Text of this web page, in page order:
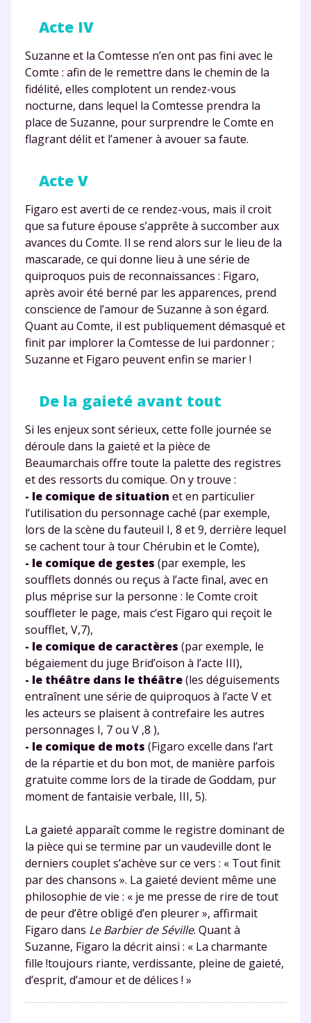
Acte IV
Suzanne et la Comtesse n’en ont pas fini avec le
Comte : afin de le remettre dans le chemin de la
fidélité, elles complotent un rendez-vous
nocturne, dans lequel la Comtesse prendra la
place de Suzanne, pour surprendre le Comte en
flagrant délit et l’amener à avouer sa faute.
Acte V
Figaro est averti de ce rendez-vous, mais il croit
que sa future épouse s’apprête à succomber aux
avances du Comte. Il se rend alors sur le lieu de la
mascarade, ce qui donne lieu à une série de
quiproquos puis de reconnaissances : Figaro,
après avoir été berné par les apparences, prend
conscience de l’amour de Suzanne à son égard.
Quant au Comte, il est publiquement démasqué et
finit par implorer la Comtesse de lui pardonner ;
Suzanne et Figaro peuvent enfin se marier !
De la gaieté avant tout
Si les enjeux sont sérieux, cette folle journée se
déroule dans la gaieté et la pièce de
Beaumarchais offre toute la palette des registres
et des ressorts du comique. On y trouve :
- le comique de situation et en particulier
l’utilisation du personnage caché (par exemple,
lors de la scène du fauteuil I, 8 et 9, derrière lequel
se cachent tour à tour Chérubin et le Comte),
- le comique de gestes (par exemple, les
soufflets donnés ou reçus à l’acte final, avec en
plus méprise sur la personne : le Comte croit
souffleter le page, mais c‘est Figaro qui reçoit le
soufflet, V,7),
- le comique de caractères (par exemple, le
bégaiement du juge Brid’oison à l’acte III),
- le théâtre dans le théâtre(les déguisements
entraînent une série de quiproquos à l’acte V et
les acteurs se plaisent à contrefaire les autres
personnages I, 7 ou V ,8 ),
- le comique de mots (Figaro excelle dans l’art
de la répartie et du bon mot, de manière parfois
gratuite comme lors de la tirade de Goddam, pur
moment de fantaisie verbale, III, 5).
La gaieté apparaît comme le registre dominant de
la pièce qui se termine par un vaudeville dont le
derniers couplet s’achève sur ce vers : « Tout finit
par des chansons ». La gaieté devient même une
philosophie de vie : « je me presse de rire de tout
de peur d’être obligé d’en pleurer », affirmait
Figaro dans Le Barbier de Séville. Quant à
Suzanne, Figaro la décrit ainsi : « La charmante
fille !toujours riante, verdissante, pleine de gaieté,
d’esprit, d’amour et de délices ! »
Fermer
Envie de progresser
et de réussir votre
année scolaire ?